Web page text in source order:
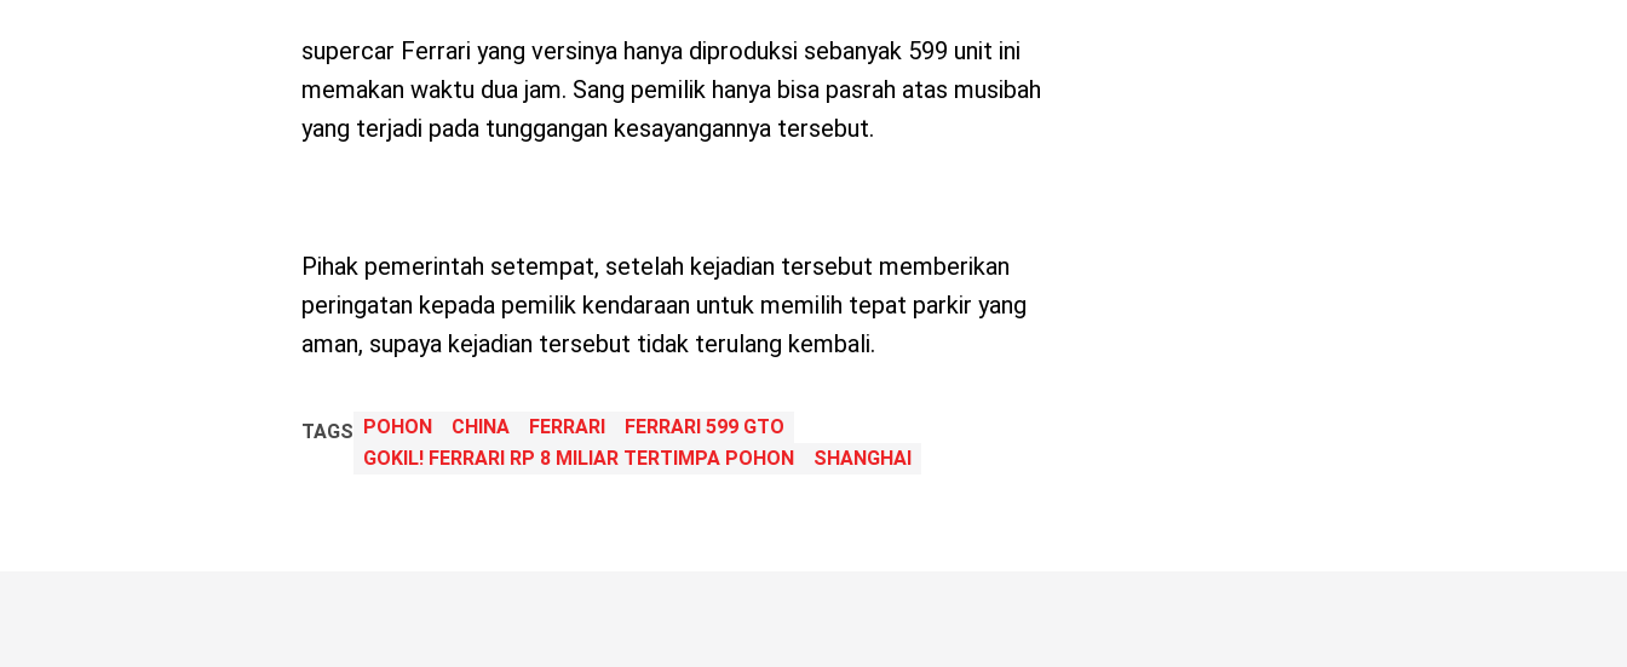
supercar Ferrari yang versinya hanya diproduksi sebanyak 599 unit ini
memakan waktu dua jam. Sang pemilik hanya bisa pasrah atas musibah
yang terjadi pada tunggangan kesayangannya tersebut.
Pihak pemerintah setempat, setelah kejadian tersebut memberikan
peringatan kepada pemilik kendaraan untuk memilih tepat parkir yang
aman, supaya kejadian tersebut tidak terulang kembali.
TAGS POHON CHINA FERRARI
FERRARI 599 GTO
GOKIL! FERRARI RP 8 MILIAR TERTIMPA POHON
SHANGHAI